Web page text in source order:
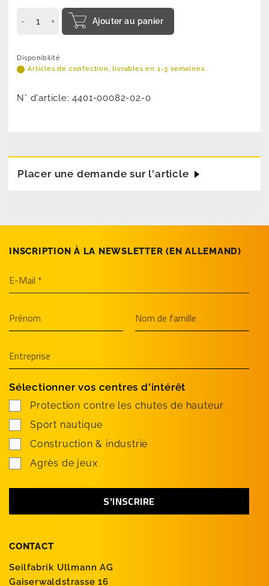
Ajouter au panier
Disponibilité
Articles de confection, livrables en 1-3 semaines
N° d'article:4401-00082-02-0
Placer une demande sur l'article
CONTACT
Seilfabrik Ullmann AG
Gaiserwaldstrasse 16
INSCRIPTION À LA NEWSLETTER (EN­ ALLEMAND)
Sélectionner vos centres d'intérêt
Protection contre les chutes de hauteur
Sport nautique
Construction & industrie
Agrès de jeux